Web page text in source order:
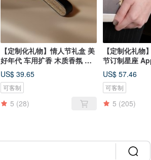
【定制化礼物】情人节礼盒 美
好年代 车用扩香 木质香氛 车
用香氛
US$ 39.65
可客制
5 (28)
【定制化礼物
节订制星座
锈钢表带
US$ 57.46
可客制
5 (205)